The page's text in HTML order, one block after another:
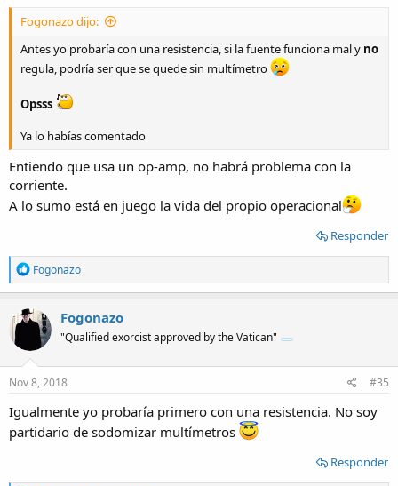
Fogonazo dijo:
Antes yo probaría con una resistencia, si la fuente funciona mal y no
regula, podría ser que se quede sin multímetro
Opsss
Ya lo habías comentado
Entiendo que usa un op-amp, no habrá problema con la
corriente.
A lo sumo está en juego la vida del propio operacional
Responder
R
e
a
c
t
o
n
s
Fogonazo
Fogonazo
"Qualified exorcist approved by the Vatican"
Nov 8, 2018 #35
Igualmente yo probaría primero con una resistencia. No soy
partidario de sodomizar multímetros
Responder